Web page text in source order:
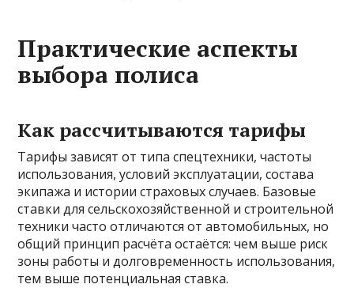
Практические аспекты
выбора полиса
Как рассчитываются тарифы
Тарифы зависят от типа спецтехники, частоты
использования, условий эксплуатации, состава
экипажа и истории страховых случаев. Базовые
ставки для сельскохозяйственной и строительной
техники часто отличаются от автомобильных, но
общий принцип расчёта остаётся: чем выше риск
зоны работы и долговременность использования,
тем выше потенциальная ставка.